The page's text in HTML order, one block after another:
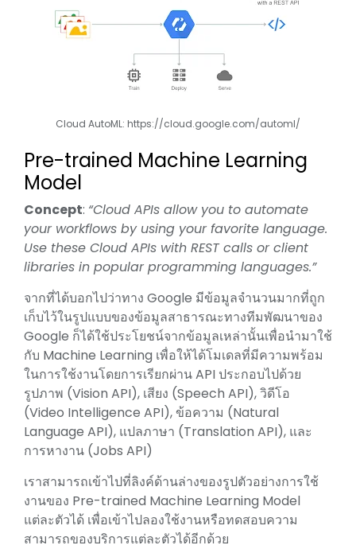
Cloud AutoML: https://cloud.google.com/automl/
Pre-trained Machine Learning
Model
Concept: “Cloud APIs allow you to automate
your workflows by using your favorite language.
Use these Cloud APIs with REST calls or client
libraries in popular programming languages.”
จากที่ได้บอกไปว่าทาง Google มีข้อมูลจำนวนมากที่ถูก
เก็บไว้ในรูปแบบของข้อมูลสาธารณะทางทีมพัฒนาของ
Google ก็ได้ใช้ประโยชน์จากข้อมูลเหล่านั้นเพื่อนำมาใช้
กับ Machine Learning เพื่อให้ได้โมเดลที่มีความพร้อม
ในการใช้งานโดยการเรียกผ่าน API ประกอบไปด้วย
รูปภาพ (Vision API), เสียง (Speech API), วิดีโอ
(Video Intelligence API), ข้อความ (Natural
Language API), แปลภาษา (Translation API), และ
การหางาน (Jobs API)
เราสามารถเข้าไปที่ลิงค์ด้านล่างของรูปตัวอย่างการใช้
งานของ Pre-trained Machine Learning Model
แต่ละตัวได้ เพื่อเข้าไปลองใช้งานหรือทดสอบความ
สามารถของบริการแต่ละตัวได้อีกด้วย